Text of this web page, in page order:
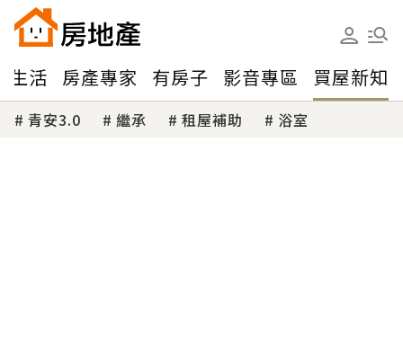
生活 房產專家 有房子 影音專區 買屋新知
青安3.0 繼承 租屋補助 浴室